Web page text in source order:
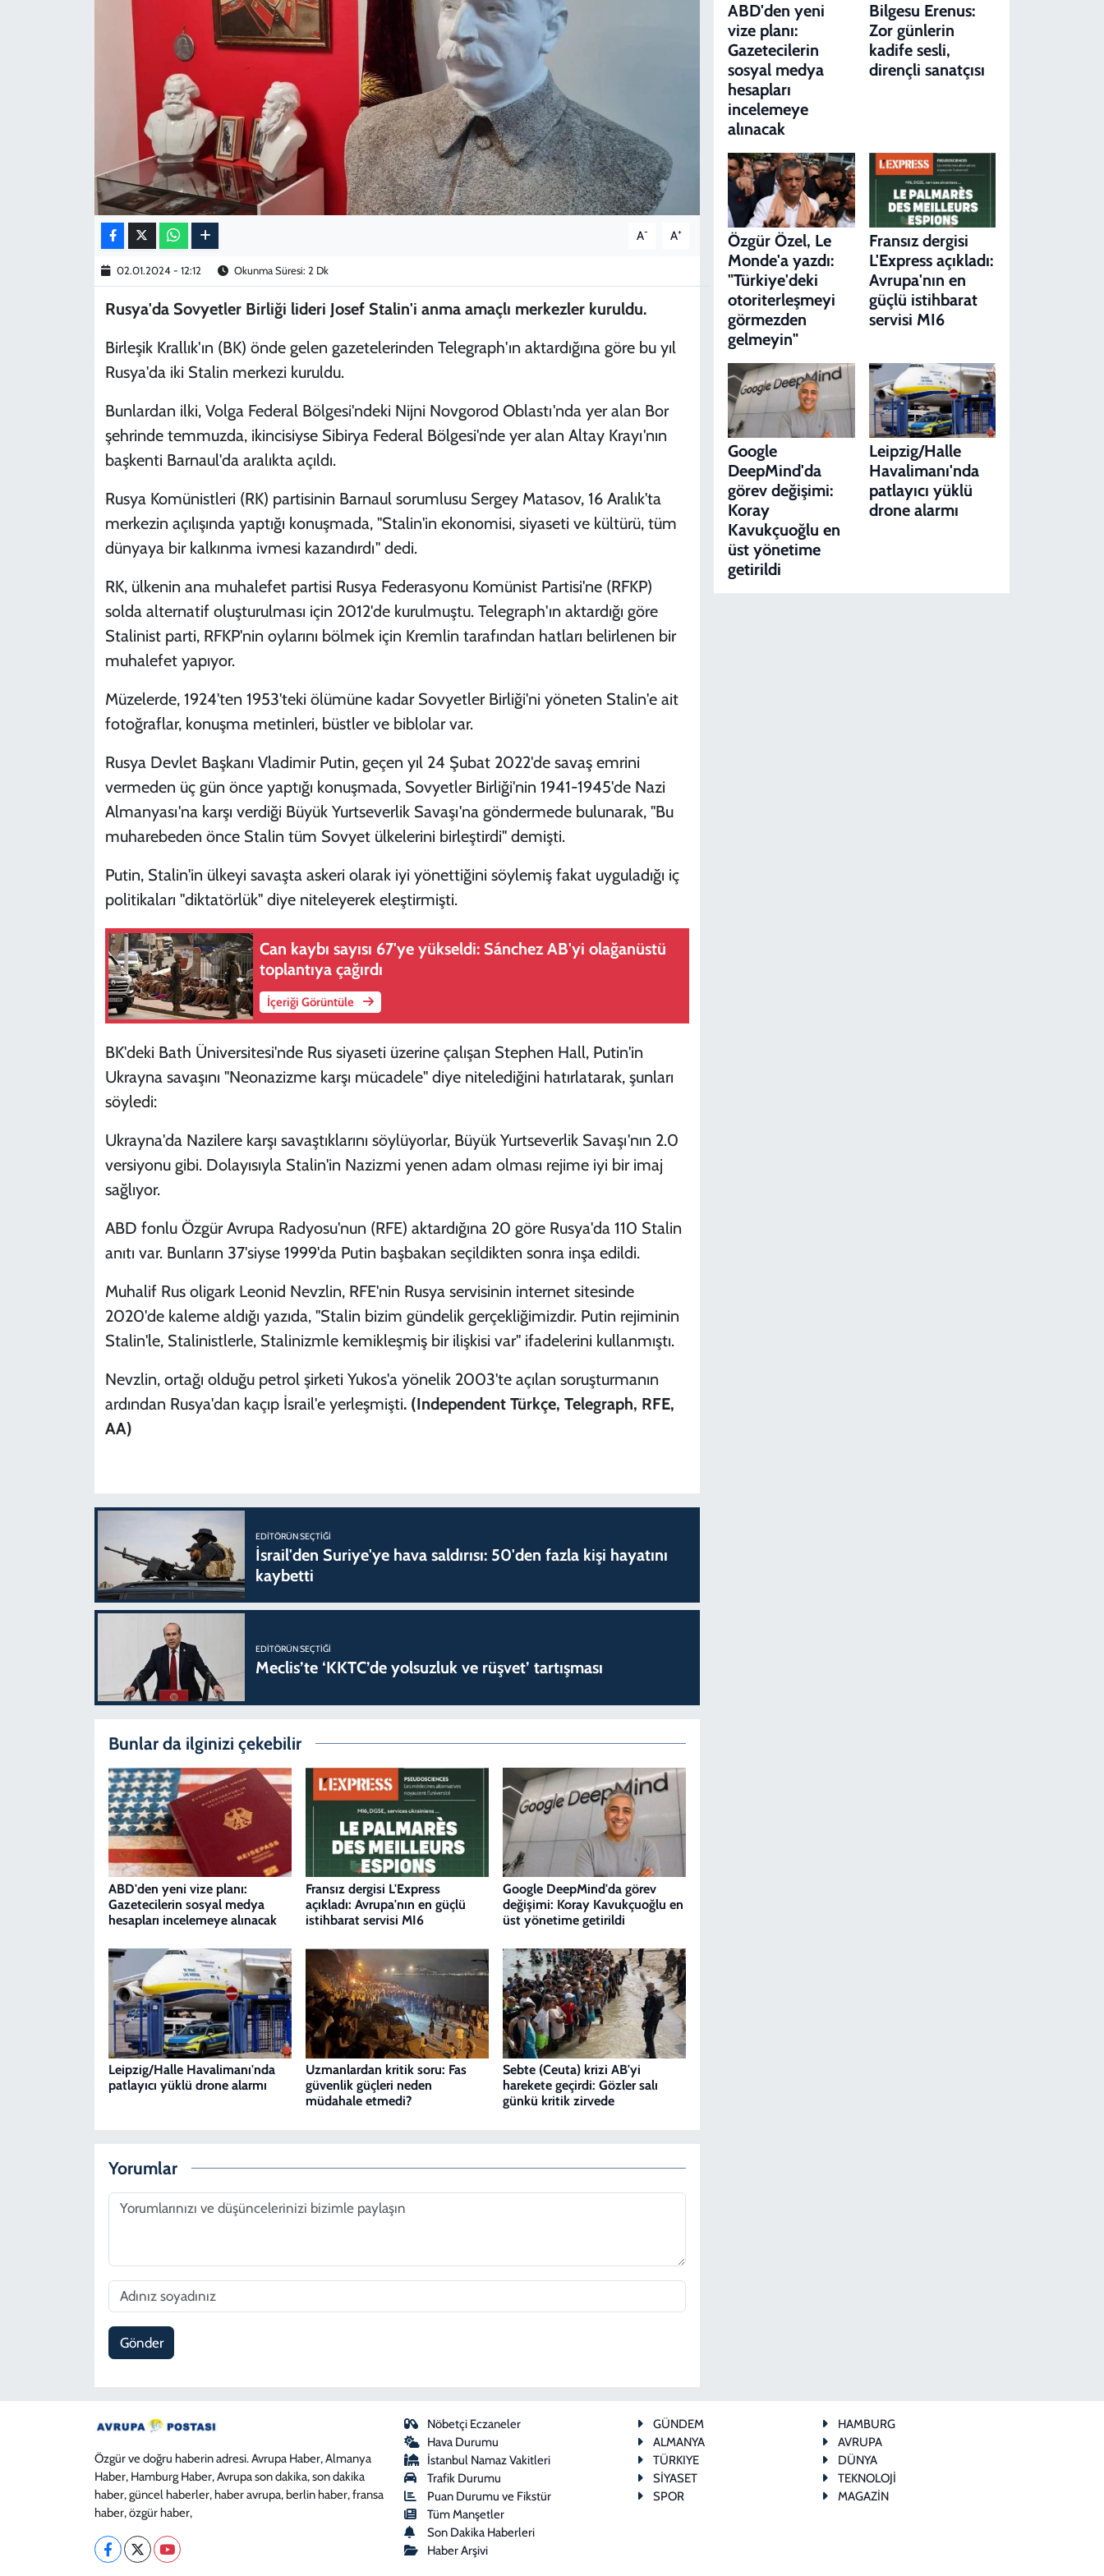
A- A+
02.01.2024 - 12:12 Okunma Süresi: 2 Dk
Rusya'da Sovyetler Birliği lideri Josef Stalin'i anma amaçlı merkezler kuruldu.
Birleşik Krallık'ın (BK) önde gelen gazetelerinden Telegraph'ın aktardığına göre bu yıl
Rusya'da iki Stalin merkezi kuruldu.
Bunlardan ilki, Volga Federal Bölgesi'ndeki Nijni Novgorod Oblastı'nda yer alan Bor
şehrinde temmuzda, ikincisiyse Sibirya Federal Bölgesi'nde yer alan Altay Krayı'nın
başkenti Barnaul'da aralıkta açıldı.
Rusya Komünistleri (RK) partisinin Barnaul sorumlusu Sergey Matasov, 16 Aralık'ta
merkezin açılışında yaptığı konuşmada, "Stalin'in ekonomisi, siyaseti ve kültürü, tüm
dünyaya bir kalkınma ivmesi kazandırdı" dedi.
RK, ülkenin ana muhalefet partisi Rusya Federasyonu Komünist Partisi'ne (RFKP)
solda alternatif oluşturulması için 2012'de kurulmuştu. Telegraph'ın aktardığı göre
Stalinist parti, RFKP'nin oylarını bölmek için Kremlin tarafından hatları belirlenen bir
muhalefet yapıyor.
Müzelerde, 1924'ten 1953'teki ölümüne kadar Sovyetler Birliği'ni yöneten Stalin'e ait
fotoğraflar, konuşma metinleri, büstler ve biblolar var.
Rusya Devlet Başkanı Vladimir Putin, geçen yıl 24 Şubat 2022'de savaş emrini
vermeden üç gün önce yaptığı konuşmada, Sovyetler Birliği'nin 1941-1945'de Nazi
Almanyası'na karşı verdiği Büyük Yurtseverlik Savaşı'na göndermede bulunarak, "Bu
muharebeden önce Stalin tüm Sovyet ülkelerini birleştirdi" demişti.
Putin, Stalin'in ülkeyi savaşta askeri olarak iyi yönettiğini söylemiş fakat uyguladığı iç
politikaları "diktatörlük" diye niteleyerek eleştirmişti.
Can kaybı sayısı 67'ye yükseldi: Sánchez AB'yi olağanüstü
toplantıya çağırdı
İçeriği Görüntüle
BK'deki Bath Üniversitesi'nde Rus siyaseti üzerine çalışan Stephen Hall, Putin'in
Ukrayna savaşını "Neonazizme karşı mücadele" diye nitelediğini hatırlatarak, şunları
söyledi:
Ukrayna'da Nazilere karşı savaştıklarını söylüyorlar, Büyük Yurtseverlik Savaşı'nın 2.0
versiyonu gibi. Dolayısıyla Stalin'in Nazizmi yenen adam olması rejime iyi bir imaj
sağlıyor.
ABD fonlu Özgür Avrupa Radyosu'nun (RFE) aktardığına 20 göre Rusya'da 110 Stalin
anıtı var. Bunların 37'siyse 1999'da Putin başbakan seçildikten sonra inşa edildi.
Muhalif Rus oligark Leonid Nevzlin, RFE'nin Rusya servisinin internet sitesinde
2020'de kaleme aldığı yazıda, "Stalin bizim gündelik gerçekliğimizdir. Putin rejiminin
Stalin'le, Stalinistlerle, Stalinizmle kemikleşmiş bir ilişkisi var" ifadelerini kullanmıştı.
Nevzlin, ortağı olduğu petrol şirketi Yukos'a yönelik 2003'te açılan soruşturmanın
ardından Rusya'dan kaçıp İsrail'e yerleşmişti. (Independent Türkçe, Telegraph, RFE,
AA)
EDITÖRÜN SEÇTIĞI
İsrail'den Suriye'ye hava saldırısı: 50'den fazla kişi hayatını
kaybetti
EDITÖRÜN SEÇTIĞI
Meclis’te ‘KKTC’de yolsuzluk ve rüşvet’ tartışması
Bunlar da ilginizi çekebilir
ABD'den yeni vize planı:
Gazetecilerin sosyal medya
hesapları incelemeye alınacak
Fransız dergisi L'Express
açıkladı: Avrupa'nın en güçlü
istihbarat servisi MI6
Google DeepMind'da görev
değişimi: Koray Kavukçuoğlu en
üst yönetime getirildi
Leipzig/Halle Havalimanı'nda
patlayıcı yüklü drone alarmı
Uzmanlardan kritik soru: Fas
güvenlik güçleri neden
müdahale etmedi?
Sebte (Ceuta) krizi AB'yi
harekete geçirdi: Gözler salı
günkü kritik zirvede
Yorumlar
Gönder
ABD'den yeni
vize planı:
Gazetecilerin
sosyal medya
hesapları
incelemeye
alınacak
Bilgesu Erenus:
Zor günlerin
kadife sesli,
dirençli sanatçısı
Özgür Özel, Le
Monde'a yazdı:
"Türkiye'deki
otoriterleşmeyi
görmezden
gelmeyin"
Fransız dergisi
L'Express açıkladı:
Avrupa'nın en
güçlü istihbarat
servisi MI6
Google
DeepMind'da
görev değişimi:
Koray
Kavukçuoğlu en
üst yönetime
getirildi
Leipzig/Halle
Havalimanı'nda
patlayıcı yüklü
drone alarmı
Özgür ve doğru haberin adresi. Avrupa Haber, Almanya
Haber, Hamburg Haber, Avrupa son dakika, son dakika
haber, güncel haberler, haber avrupa, berlin haber, fransa
haber, özgür haber,
Nöbetçi Eczaneler
Hava Durumu
İstanbul Namaz Vakitleri
Trafik Durumu
Puan Durumu ve Fikstür
Tüm Manşetler
Son Dakika Haberleri
Haber Arşivi
GÜNDEM
HAMBURG
ALMANYA
AVRUPA
TÜRKIYE
DÜNYA
SİYASET
TEKNOLOJİ
SPOR
MAGAZİN